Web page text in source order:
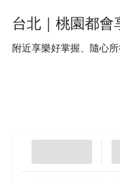
台北｜桃園都
附近享樂好掌握、隨心